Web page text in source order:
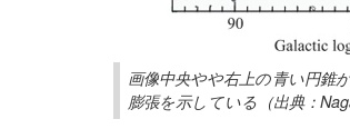
画像中央やや右上の青い円錐
膨張を示している（出典：